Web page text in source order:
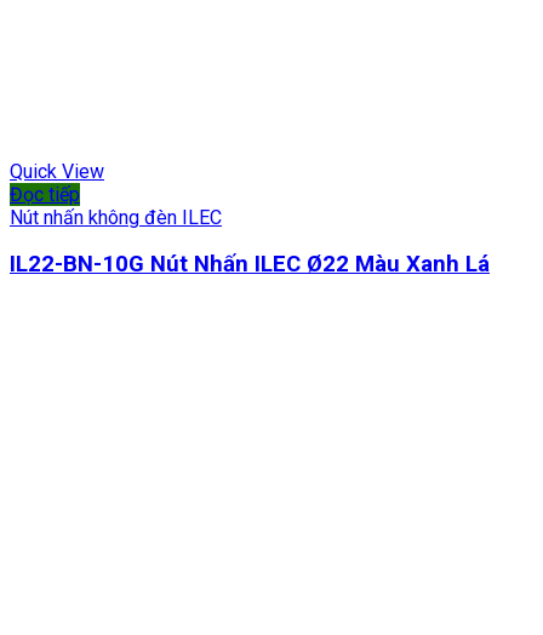
Quick View
Đọc tiếp
Nút nhấn không đèn ILEC
IL22-BN-10G Nút Nhấn ILEC Ø22 Màu Xanh Lá